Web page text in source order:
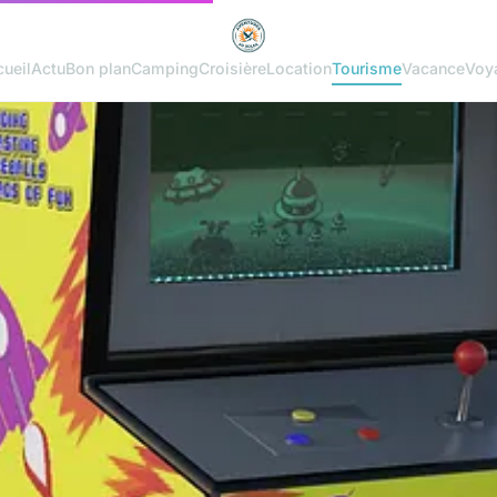
ActuBon planCampingCroisièreLocationTourismeVacance